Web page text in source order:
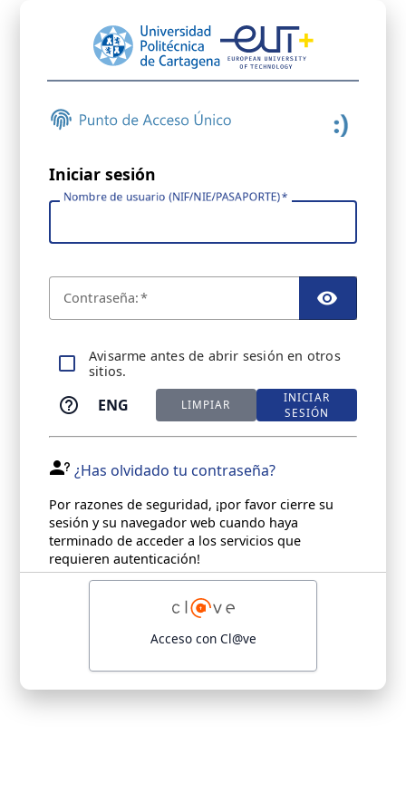
Iniciar sesión
Nombre de usuario (NIF/NIE/PASAPORTE)
Contraseña:
Avisarme antes de abrir sesión en otros
sitios.
ENG LIMPIAR
INICIAR
SESIÓN
¿Has olvidado tu contraseña?
Por razones de seguridad, ¡por favor cierre su
sesión y su navegador web cuando haya
terminado de acceder a los servicios que
requieren autenticación!